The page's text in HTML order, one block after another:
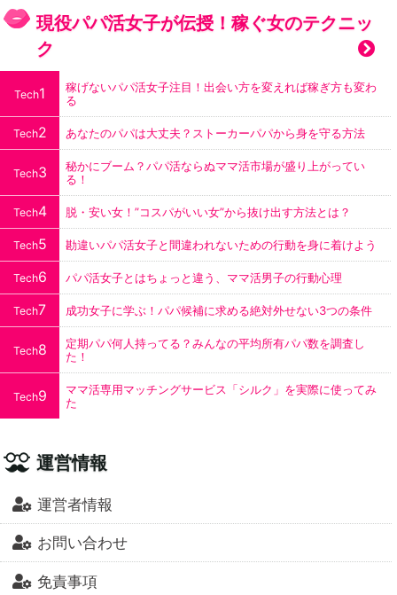
現役パパ活女子が伝授！稼ぐ女のテクニッ
ク
Tech1
稼げないパパ活女子注目！出会い方を変えれば稼ぎ方も変わ
る
Tech2 あなたのパパは大丈夫？ストーカーパパから身を守る方法
Tech3
秘かにブーム？パパ活ならぬママ活市場が盛り上がってい
る！
Tech4 脱・安い女！”コスパがいい女”から抜け出す方法とは？
Tech5 勘違いパパ活女子と間違われないための行動を身に着けよう
Tech6 パパ活女子とはちょっと違う、ママ活男子の行動心理
Tech7 成功女子に学ぶ！パパ候補に求める絶対外せない3つの条件
Tech8
定期パパ何人持ってる？みんなの平均所有パパ数を調査し
た！
Tech9
ママ活専用マッチングサービス「シルク」を実際に使ってみ
た
運営情報
運営者情報
お問い合わせ
免責事項